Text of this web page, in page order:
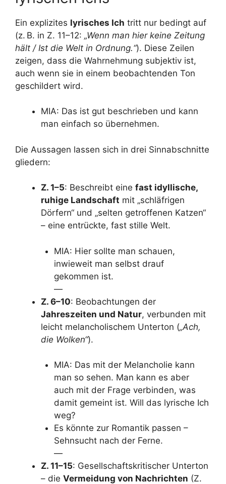
Ein explizites lyrisches Ich tritt nur bedingt auf
(z. B. in Z. 11–12: „Wenn man hier keine Zeitung
hält / Ist die Welt in Ordnung.“). Diese Zeilen
zeigen, dass die Wahrnehmung subjektiv ist,
auch wenn sie in einem beobachtenden Ton
geschildert wird.
MIA: Das ist gut beschrieben und kann
man einfach so übernehmen.
Die Aussagen lassen sich in drei Sinnabschnitte
gliedern:
Z. 1–5: Beschreibt eine fast idyllische,
ruhige Landschaft mit „schläfrigen
Dörfern“ und „selten getroffenen Katzen“
– eine entrückte, fast stille Welt.
MIA: Hier sollte man schauen,
inwieweit man selbst drauf
gekommen ist.
—
Z. 6–10: Beobachtungen der
Jahreszeiten und Natur, verbunden mit
leicht melancholischem Unterton („Ach,
die Wolken“).
MIA: Das mit der Melancholie kann
man so sehen. Man kann es aber
auch mit der Frage verbinden, was
damit gemeint ist. Will das lyrische Ich
weg?
Es könnte zur Romantik passen –
Sehnsucht nach der Ferne.
—
Z. 11–15: Gesellschaftskritischer Unterton
– die Vermeidung von Nachrichten (Z.